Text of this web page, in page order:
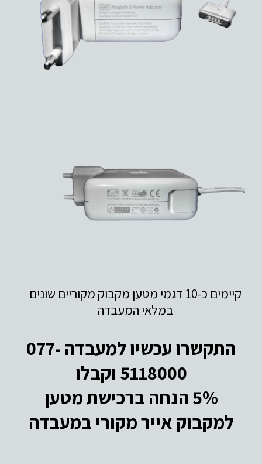
קיימים כ-10 דגמי מטען מקבוק מקוריים שונים
במלאי המעבדה
התקשרו עכשיו למעבדה 077-
5118000 וקבלו
5% הנחה ברכישת מטען
למקבוק אייר מקורי במעבדה